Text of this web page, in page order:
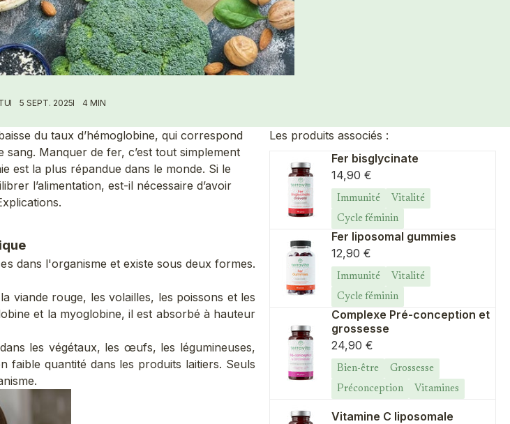
5 SEPT. 2025 4 MIN
du taux d’hémoglobine, qui correspond
sang. Manquer de fer, c’est tout simplement
est la plus répandue dans le monde. Si le
l’alimentation, est-il nécessaire d’avoir
dans l'organisme et existe sous deux formes.
viande rouge, les volailles, les poissons et les
et la myoglobine, il est absorbé à hauteur
les végétaux, les œufs, les légumineuses,
faible quantité dans les produits laitiers. Seuls
Les produits associés :
Fer bisglycinate
Prix de vente
14,90 €
Immunité
Vitalité
Cycle féminin
Fer liposomal gummies
Prix de vente
12,90 €
Immunité
Vitalité
Cycle féminin
Complexe Pré-conception et
grossesse
Prix de vente
24,90 €
Bien-être
Grossesse
Préconception
Vitamines
Vitamine C liposomale